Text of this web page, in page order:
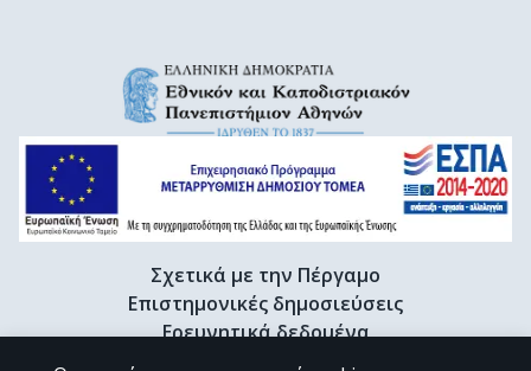
Σχετικά με την Πέργαμο
Επιστημονικές δημοσιεύσεις
Ερευνητικά δεδομένα
Διδακτορικές διατριβές & Γκρίζα βιβλιογραφία